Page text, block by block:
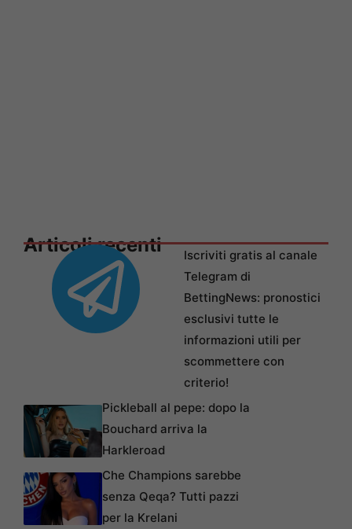
Articoli recenti
Iscriviti gratis al canale
Telegram di
BettingNews: pronostici
esclusivi tutte le
informazioni utili per
scommettere con
criterio!
Pickleball al pepe: dopo la
Bouchard arriva la
Harkleroad
Che Champions sarebbe
senza Qeqa? Tutti pazzi
per la Krelani